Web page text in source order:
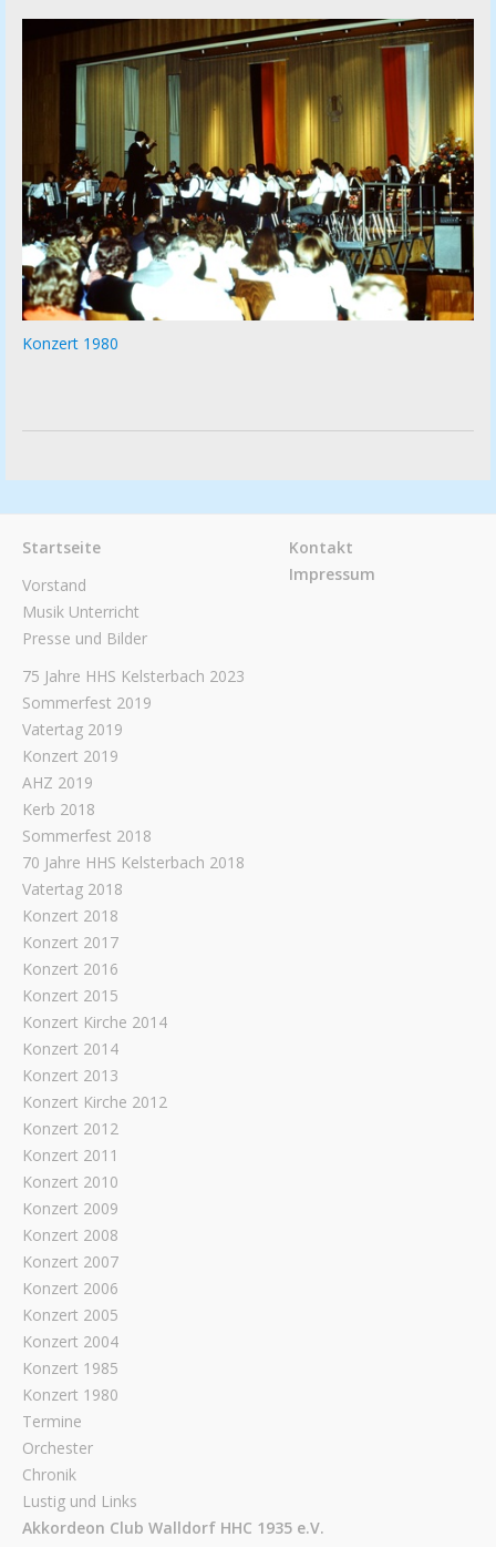
Konzert 1980
Startseite
Vorstand
Musik Unterricht
Presse und Bilder
75 Jahre HHS Kelsterbach 2023
Sommerfest 2019
Vatertag 2019
Konzert 2019
AHZ 2019
Kerb 2018
Sommerfest 2018
70 Jahre HHS Kelsterbach 2018
Vatertag 2018
Konzert 2018
Konzert 2017
Konzert 2016
Konzert 2015
Konzert Kirche 2014
Konzert 2014
Konzert 2013
Konzert Kirche 2012
Konzert 2012
Konzert 2011
Konzert 2010
Konzert 2009
Konzert 2008
Konzert 2007
Konzert 2006
Konzert 2005
Konzert 2004
Konzert 1985
Konzert 1980
Termine
Orchester
Chronik
Lustig und Links
Kontakt
Impressum
Akkordeon Club Walldorf HHC 1935 e.V.